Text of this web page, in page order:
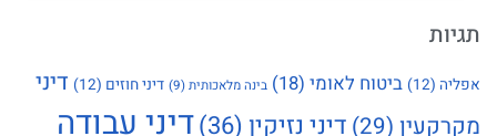
תגיות
אפליה (12) ביטוח לאומי (18) בינה מלאכותית(9) דיני חוזים (12)
דיני
מקרקעין (29) דיני נזיקין (36)
דיני עבודה